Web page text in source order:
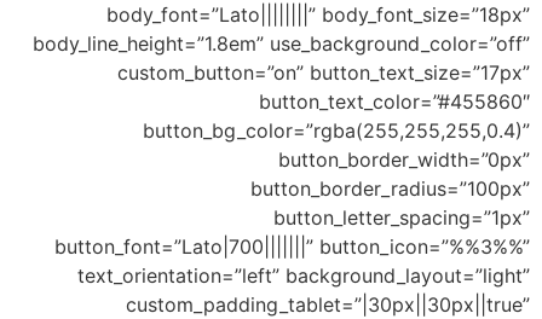
body_font=”Lato||||||||”
body_line_height=”1.8em”
custom_button=”on”
button_font=”Lato|700|||||||”
text_orientation=”left”